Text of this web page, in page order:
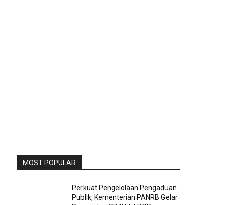
MOST POPULAR
Perkuat Pengelolaan Pengaduan
Publik, Kementerian PANRB Gelar